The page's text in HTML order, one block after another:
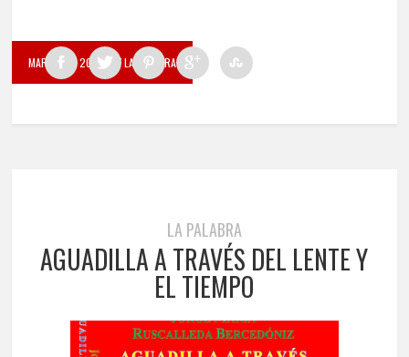
MARZO 28, 2022 BY LA PALABRA
LA PALABRA
AGUADILLA A TRAVÉS DEL LENTE Y
EL TIEMPO